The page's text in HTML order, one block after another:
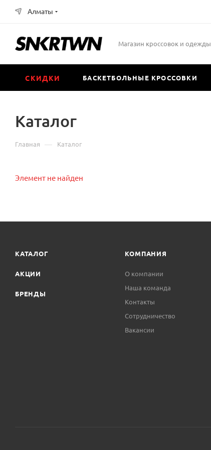
Алматы
Магазин кроссовок и одежды
СКИДКИ БАСКЕТБОЛЬНЫЕ КРОССОВКИ
Каталог
Главная — Каталог
Элемент не найден
КАТАЛОГ
АКЦИИ
БРЕНДЫ
КОМПАНИЯ
О компании
Наша команда
Контакты
Сотрудничество
Вакансии